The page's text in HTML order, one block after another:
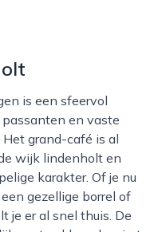
en vaste
grand-café is al
wijk lindenholt en
karakter. Of je nu
gezellige borrel of
je er al snel thuis. De